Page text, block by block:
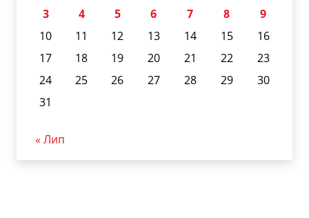
3
4 5 6 7 8
9
10
11 12 13 14 15
16
17
18 19 20 21 22
23
24
25 26 27 28 29
30
31
« Лип